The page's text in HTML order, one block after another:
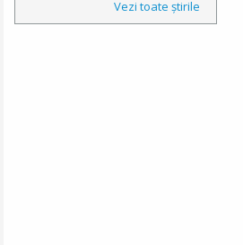
Vezi toate ştirile